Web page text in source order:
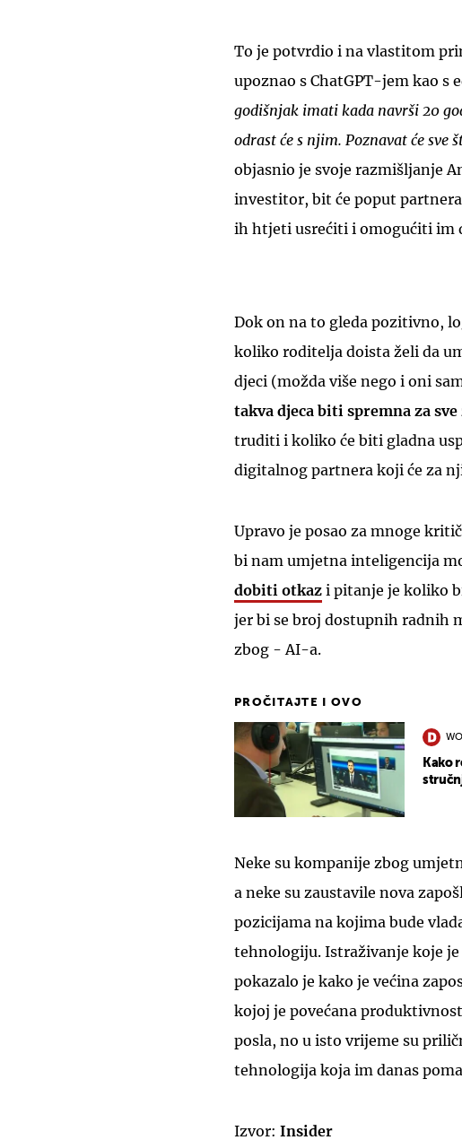
To je potvrdio i na vlastitom
upoznao s ChatGPT-jem kao s
godišnjak imati kada navrši 20
odrast će s njim. Poznavat će sve
objasnio je svoje razmišljanje
investitor, bit će poput
ih htjeti usrećiti i omogućiti im
Dok on na to gleda pozitivno,
koliko roditelja doista želi da
djeci (možda više nego i oni
takva djeca biti spremna za
truditi i koliko će biti gladna
digitalnog partnera koji će za
Upravo je posao za mnoge
bi nam umjetna inteligencija
dobiti otkaz i pitanje je koliko
jer bi se broj dostupnih radnih
zbog - AI-a.
PROČITAJTE I OVO
Kako
Neke su kompanije zbog
a neke su zaustavile nova
pozicijama na kojima bude
tehnologiju. Istraživanje koje
pokazalo je kako je većina
kojoj je povećana
posla, no u isto vrijeme su
tehnologija koja im danas
Izvor: Insider